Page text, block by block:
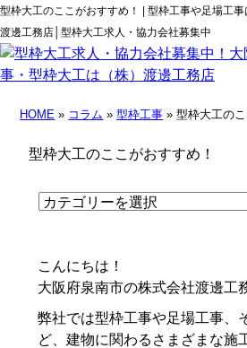
型枠大工のここがおすすめ！ | 型枠工事や足場工事
渡邊工務店│型枠大工求人・協力会社募集中
HOME » コラム »型枠工事 » 型枠大工の
型枠大工のここがおすすめ！
こんにちは！
大阪府泉南市の株式会社渡邊工
弊社では型枠工事や足場工事、
ど、建物に関わるさまざまな施